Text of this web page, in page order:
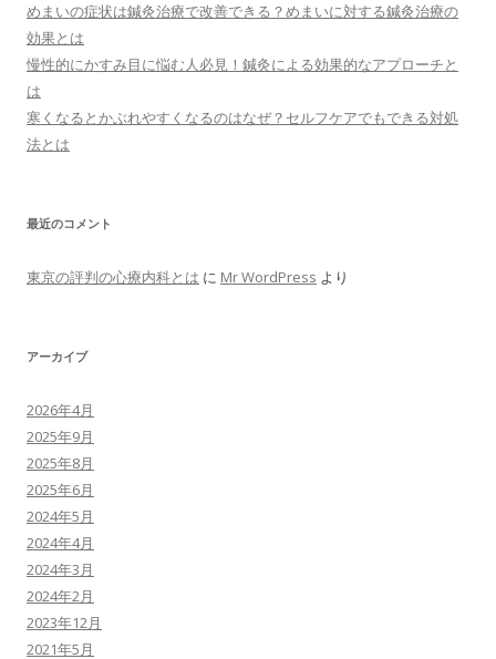
めまいの症状は鍼灸治療で改善できる？めまいに対する鍼灸治療の
効果とは
慢性的にかすみ目に悩む人必見！鍼灸による効果的なアプローチと
は
寒くなるとかぶれやすくなるのはなぜ？セルフケアでもできる対処
法とは
最近のコメント
東京の評判の心療内科とは に Mr WordPress より
アーカイブ
2026年4月
2025年9月
2025年8月
2025年6月
2024年5月
2024年4月
2024年3月
2024年2月
2023年12月
2021年5月